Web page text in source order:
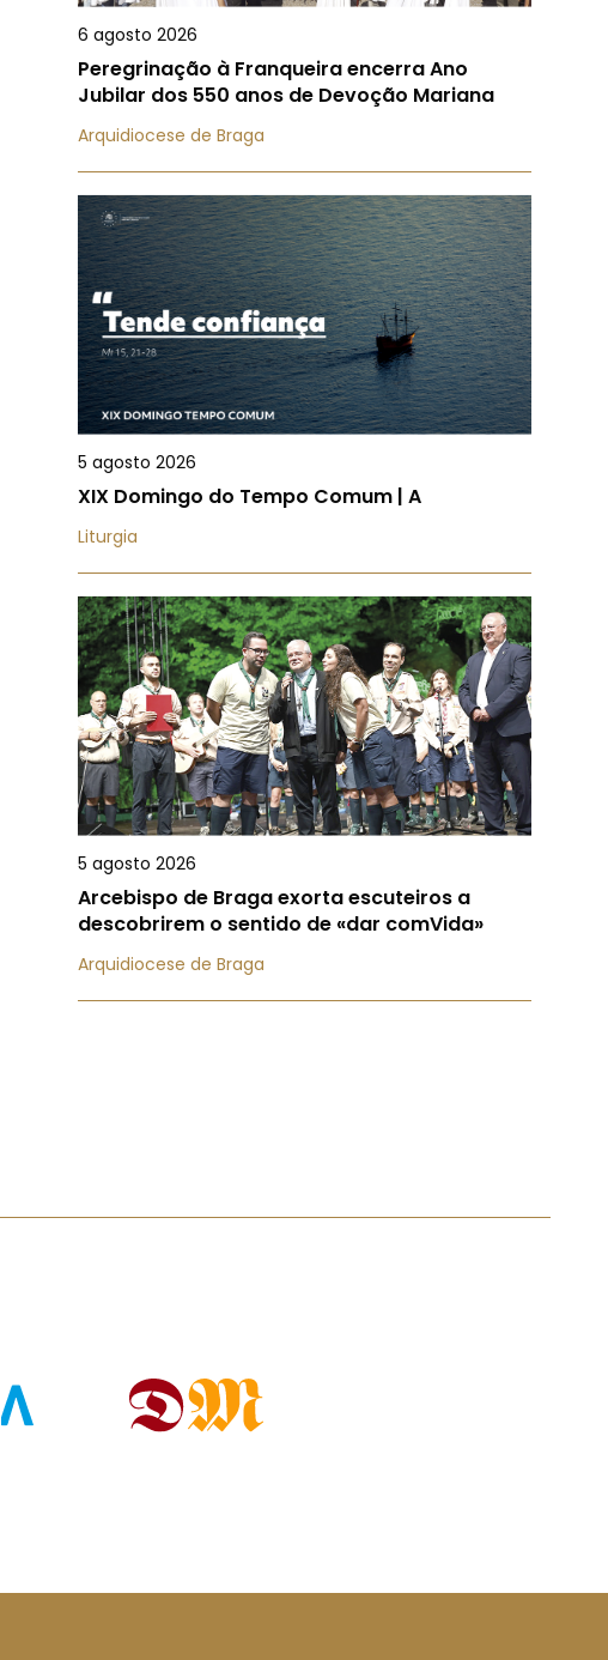
6 agosto 2026
Peregrinação à Franqueira encerra Ano
Jubilar dos 550 anos de Devoção Mariana
Arquidiocese de Braga
5 agosto 2026
XIX Domingo do Tempo Comum | A
Liturgia
5 agosto 2026
Arcebispo de Braga exorta escuteiros a
descobrirem o sentido de «dar comVida»
Arquidiocese de Braga